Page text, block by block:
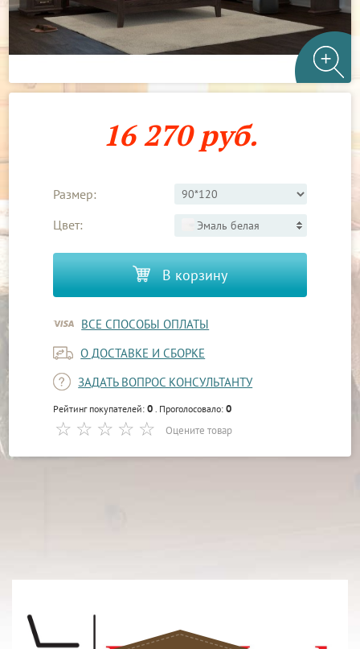
16 270 руб.
Размер:
Цвет:
Эмаль белая
В корзину
ВСЕ СПОСОБЫ ОПЛАТЫ
О ДОСТАВКЕ И СБОРКЕ
ЗАДАТЬ ВОПРОС КОНСУЛЬТАНТУ
Рейтинг покупателей:0 . Проголосовало:0
Оцените товар